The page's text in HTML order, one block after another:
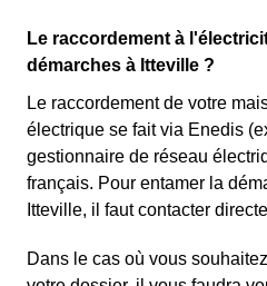
Le raccordement à
démarches à Itteville ?
Le raccordement de votre
électrique se fait via Enedis
gestionnaire de réseau
français. Pour entamer la
Itteville, il faut contacter
Dans le cas où vous